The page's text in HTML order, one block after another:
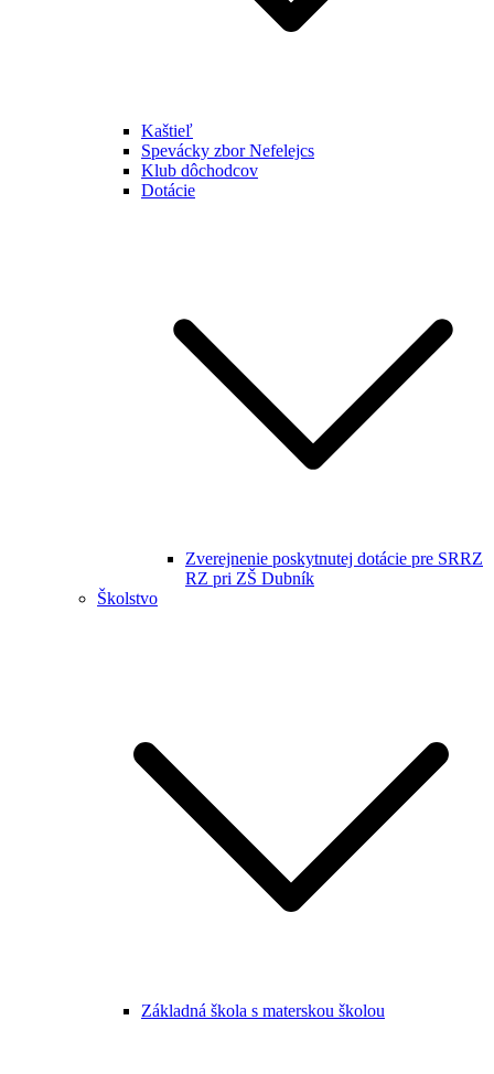
Kaštieľ
Spevácky zbor Nefelejcs
Klub dôchodcov
Dotácie
Zverejnenie poskytnutej dotácie pre SRRZ
RZ pri ZŠ Dubník
Školstvo
Základná škola s materskou školou